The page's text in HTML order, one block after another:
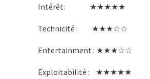
Intérêt: ★★★★★
Technicité : ★★★☆☆
Entertainment : ★★★☆☆
Exploitabilité : ★★★★★